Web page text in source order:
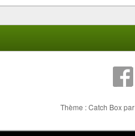
Thème : Catch Box par